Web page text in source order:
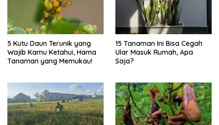
5 Kutu Daun Terunik yang
Wajib Kamu Ketahui, Hama
Tanaman yang Memukau!
15 Tanaman Ini Bisa Cegah
Ular Masuk Rumah, Apa
Saja?